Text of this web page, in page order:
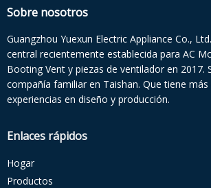
Sobre nosotros
Guangzhou Yuexun Electric Appliance Co.,
central recientemente establecida para AC
Booting Vent y piezas de ventilador en 2017.
compañía familiar en Taishan. Que tiene
experiencias en diseño y producción.
Enlaces rápidos
Hogar
Productos